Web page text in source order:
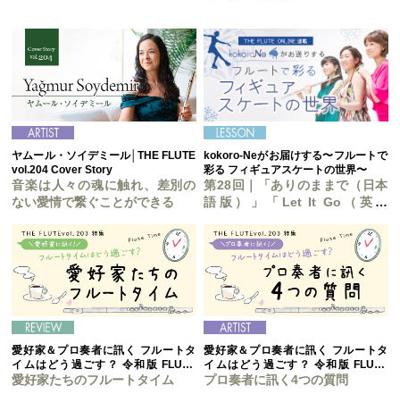
ヤムール・ソイデミール│THE FLUTE
vol.204 Cover Story
音楽は人々の魂に触れ、差別の
ない愛情で繋ぐことができる
kokoro-Neがお届けする〜フルートで
彩る フィギュアスケートの世界〜
第28回｜「ありのままで（日本
語版）」「Let It Go（英語
愛好家＆プロ奏者に訊く フルートタ
イムはどう過ごす？ 令和版 FLUTE
LIFE 白書
愛好家たちのフルートタイム
愛好家＆プロ奏者に訊く フルートタ
イムはどう過ごす？ 令和版 FLUTE
LIFE 白書
プロ奏者に訊く4つの質問